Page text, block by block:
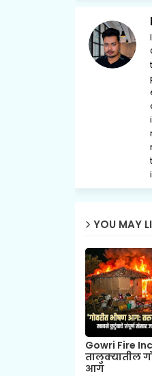
YOU MAY
Gowri Fire
तालुक्यातील
आग